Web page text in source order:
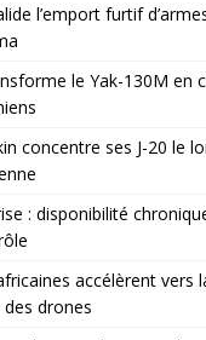
l’emport furtif
le Yak-130M en
concentre ses J-20 le
: disponibilité
accélèrent vers
drones